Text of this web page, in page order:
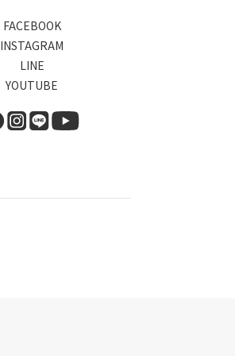
FACEBOOK
INSTAGRAM
LINE
YOUTUBE